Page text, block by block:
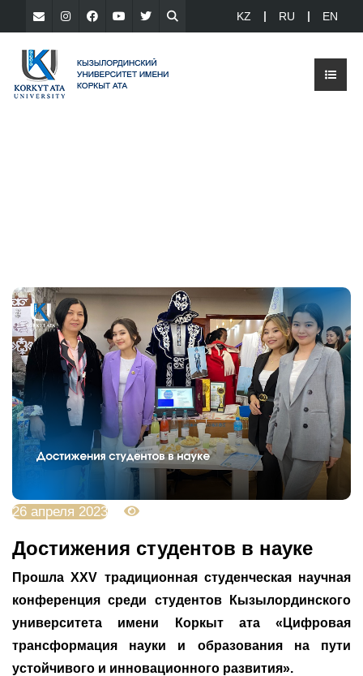
KZ RU EN
26 апреля 2023
Достижения студентов в науке
Прошла XXV традиционная студенческая научная
конференция среди студентов Кызылординского
университета имени Коркыт ата «Цифровая
трансформация науки и образования на пути
устойчивого и инновационного развития».